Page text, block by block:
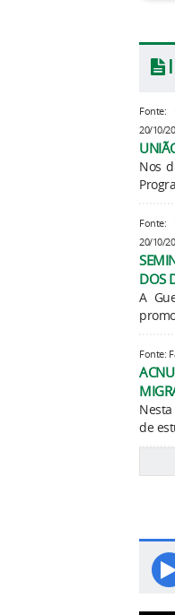
Fonte:
20/10/
Nos
Fonte:
20/10/
DOS
A
Fonte:
de